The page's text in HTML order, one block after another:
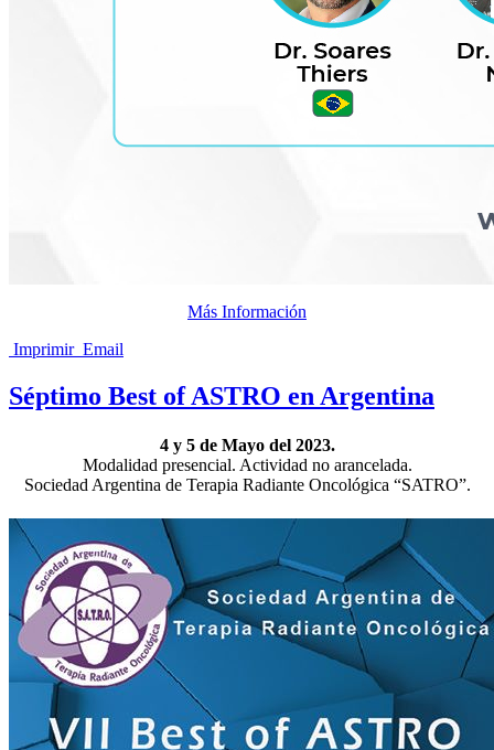
Más Información
Imprimir Email
Séptimo Best of ASTRO en Argentina
4 y 5 de Mayo del 2023.
Modalidad presencial. Actividad no arancelada.
Sociedad Argentina de Terapia Radiante Oncológica “SATRO”.